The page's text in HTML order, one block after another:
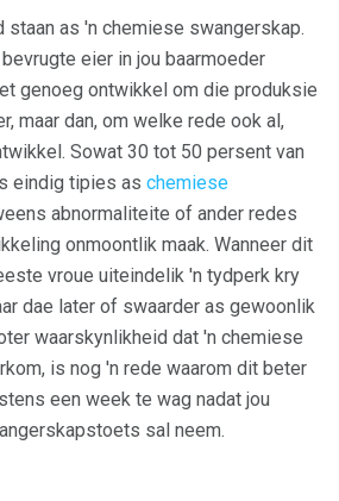
staan ​​as 'n chemiese swangerskap.
eier in jou baarmoeder
genoeg ontwikkel om die produksie
maar dan, om welke rede ook al,
Sowat 30 tot 50 persent van
eindig tipies as chemiese
abnormaliteite of ander redes
onmoontlik maak. Wanneer dit
vroue uiteindelik 'n tydperk kry
dae later of swaarder as gewoonlik
waarskynlikheid dat 'n chemiese
is nog 'n rede waarom dit beter
een week te wag nadat jou
sal neem.